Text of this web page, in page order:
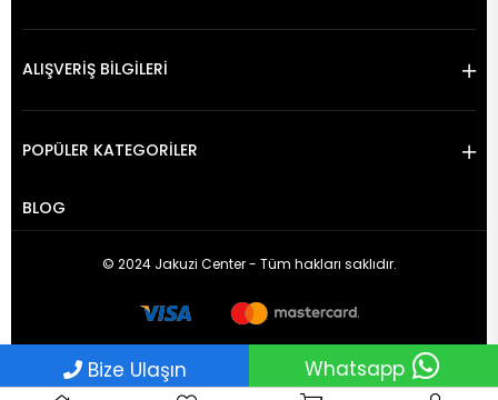
ALIŞVERİŞ BİLGİLERİ
POPÜLER KATEGORİLER
BLOG
© 2024 Jakuzi Center - Tüm hakları saklıdır.
Bize Ulaşın Whatsapp